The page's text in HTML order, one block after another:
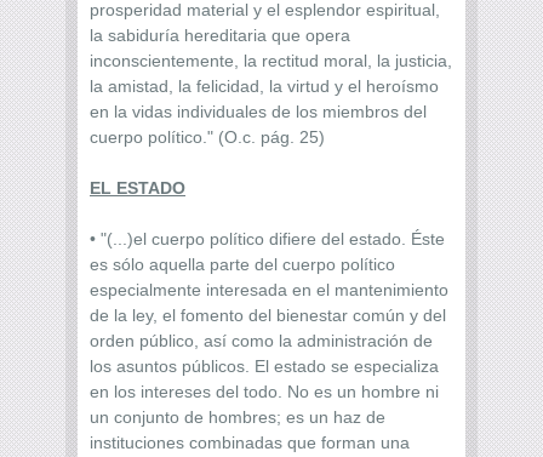
prosperidad material y el esplendor espiritual,
la sabiduría hereditaria que opera
inconscientemente, la rectitud moral, la justicia,
la amistad, la felicidad, la virtud y el heroísmo
en la vidas individuales de los miembros del
cuerpo político." (O.c. pág. 25)
EL ESTADO
• "(...)el cuerpo político difiere del estado. Éste
es sólo aquella parte del cuerpo político
especialmente interesada en el mantenimiento
de la ley, el fomento del bienestar común y del
orden público, así como la administración de
los asuntos públicos. El estado se especializa
en los intereses del todo. No es un hombre ni
un conjunto de hombres; es un haz de
instituciones combinadas que forman una